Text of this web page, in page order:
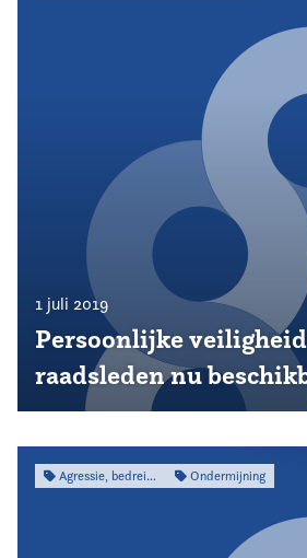
1 juli 2019
Persoonlijke
raadsleden nu
Agressie, bedreiging & intimidatie Ondermijning